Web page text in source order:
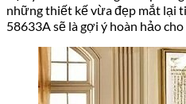
những thiết kế vừa đẹp mắt lại
58633A sẽ là gợi ý hoàn hảo cho